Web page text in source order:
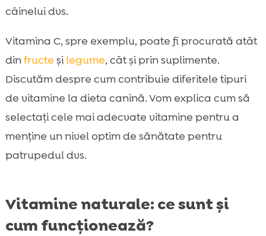
câinelui dvs.
Vitamina C, spre exemplu, poate fi procurată atât
dinfructe șilegume, cât și prin suplimente.
Discutăm despre cum contribuie diferitele tipuri
de vitamine la dieta canină. Vom explica cum să
selectați cele mai adecvate vitamine pentru a
menține un nivel optim de sănătate pentru
patrupedul dvs.
Vitamine naturale: ce sunt și
cum funcționează?